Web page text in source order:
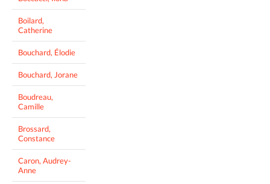
Boilard,
Catherine
Bouchard, Élodie
Bouchard, Jorane
Boudreau,
Camille
Brossard,
Constance
Caron, Audrey-
Anne